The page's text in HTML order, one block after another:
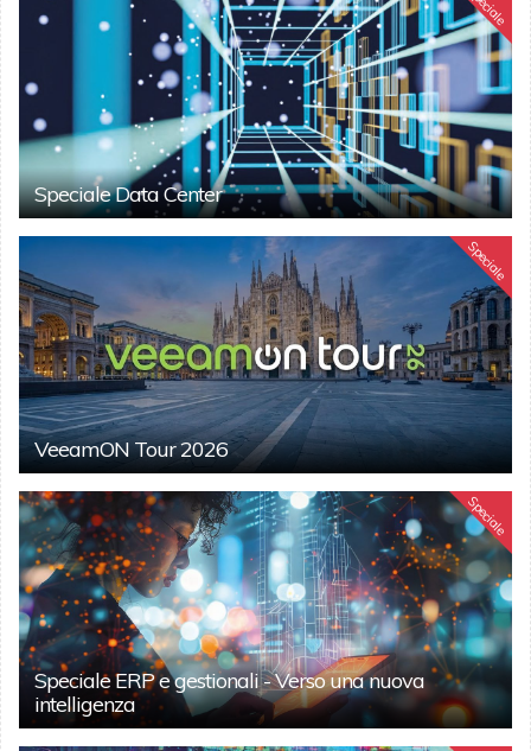
Speciale Data Center
Speciale
VeeamON Tour 2026
Speciale
Speciale ERP e gestionali - Verso una nuova
intelligenza